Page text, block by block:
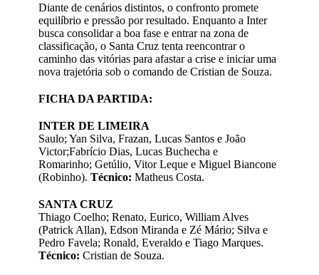
Diante de cenários distintos, o confronto promete
equilíbrio e pressão por resultado. Enquanto a Inter
busca consolidar a boa fase e entrar na zona de
classificação, o Santa Cruz tenta reencontrar o
caminho das vitórias para afastar a crise e iniciar uma
nova trajetória sob o comando de Cristian de Souza.
FICHA DA PARTIDA:
INTER DE LIMEIRA
Saulo; Yan Silva, Frazan, Lucas Santos e João
Victor;Fabrício Dias, Lucas Buchecha e
Romarinho; Getúlio, Vitor Leque e Miguel Biancone
(Robinho). Técnico: Matheus Costa.
SANTA CRUZ
Thiago Coelho; Renato, Eurico, William Alves
(Patrick Allan), Edson Miranda e Zé Mário; Silva e
Pedro Favela; Ronald, Everaldo e Tiago Marques.
Técnico: Cristian de Souza.